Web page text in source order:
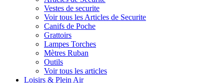
Vestes de securite
Voir tous les Articles de Securite
Canifs de Poche
Grattoirs
Lampes Torches
Mètres Ruban
Outils
Voir tous les articles
Loisirs & Plein Air